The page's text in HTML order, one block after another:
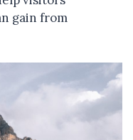
gain from